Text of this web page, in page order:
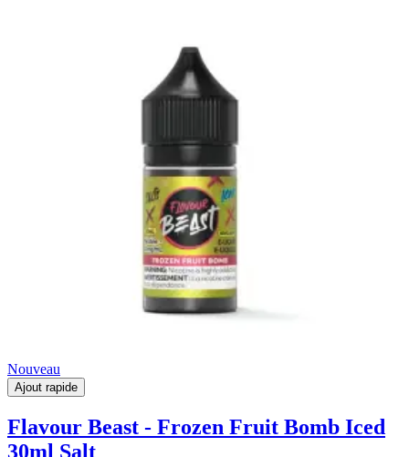
Nouveau
Ajout rapide
Flavour Beast - Frozen Fruit Bomb Iced
30ml Salt